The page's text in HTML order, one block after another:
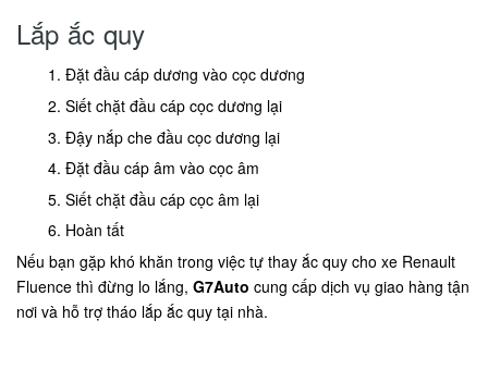
Lắp ắc quy
Đặt đầu cáp dương vào cọc dương
Siết chặt đầu cáp cọc dương lại
Đậy nắp che đầu cọc dương lại
Đặt đầu cáp âm vào cọc âm
Siết chặt đầu cáp cọc âm lại
Hoàn tất
Nếu bạn gặp khó khăn trong việc tự thay ắc quy cho xe Renault
Fluence thì đừng lo lắng, G7Auto cung cấp dịch vụ giao hàng tận
nơi và hỗ trợ tháo lắp ắc quy tại nhà.